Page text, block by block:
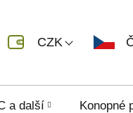
CZK
a další Konopné